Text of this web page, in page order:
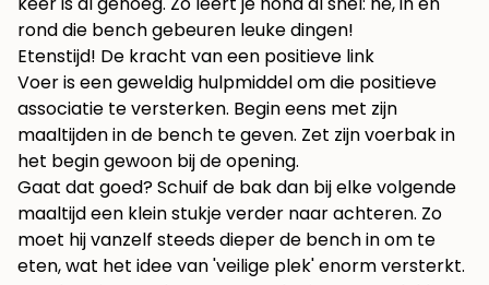
rond die bench gebeuren leuke dingen!
Etenstijd! De kracht van een positieve link
Voer is een geweldig hulpmiddel om die positieve
associatie te versterken. Begin eens met zijn
maaltijden in de bench te geven. Zet zijn voerbak in
het begin gewoon bij de opening.
Gaat dat goed? Schuif de bak dan bij elke volgende
maaltijd een klein stukje verder naar achteren. Zo
moet hij vanzelf steeds dieper de bench in om te
eten, wat het idee van 'veilige plek' enorm versterkt.